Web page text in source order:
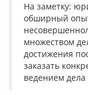
На заметку:
обширный
множеством
достижения
заказать
ведением